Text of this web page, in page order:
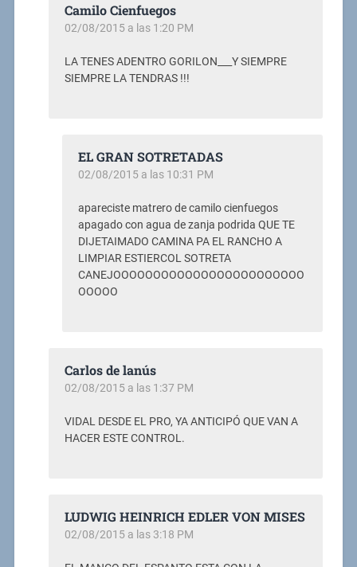
Camilo Cienfuegos
02/08/2015 a las 1:20 PM
LA TENES ADENTRO GORILON___Y SIEMPRE
SIEMPRE LA TENDRAS !!!
EL GRAN SOTRETADAS
02/08/2015 a las 10:31 PM
apareciste matrero de camilo cienfuegos
apagado con agua de zanja podrida QUE TE
DIJETAIMADO CAMINA PA EL RANCHO A
LIMPIAR ESTIERCOL SOTRETA
CANEJOOOOOOOOOOOOOOOOOOOOOOOO
OOOOO
Carlos de lanús
02/08/2015 a las 1:37 PM
VIDAL DESDE EL PRO, YA ANTICIPÓ QUE VAN A
HACER ESTE CONTROL.
LUDWIG HEINRICH EDLER VON MISES
02/08/2015 a las 3:18 PM